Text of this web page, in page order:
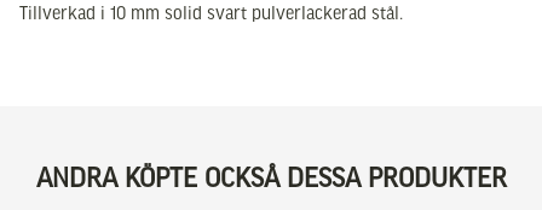
Tillverkad i 10 mm solid svart pulverlackerad stål.
ANDRA KÖPTE OCKSÅ DESSA PRODUKTER